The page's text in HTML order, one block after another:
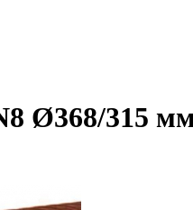
Ø368/315